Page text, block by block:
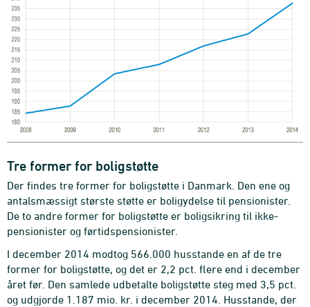
Tre former for boligstøtte
Der findes tre former for boligstøtte i Danmark. Den ene og
antalsmæssigt største støtte er boligydelse til pensionister.
De to andre former for boligstøtte er boligsikring til ikke-
pensionister og førtidspensionister.
I december 2014 modtog 566.000 husstande en af de tre
former for boligstøtte, og det er 2,2 pct. flere end i december
året før. Den samlede udbetalte boligstøtte steg med 3,5 pct.
og udgjorde 1.187 mio. kr. i december 2014. Husstande, der